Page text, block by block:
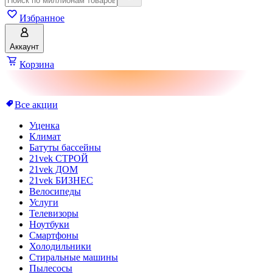
Избранное
Аккаунт
Корзина
Все акции
Уценка
Климат
Батуты бассейны
21vek СТРОЙ
21vek ДОМ
21vek БИЗНЕС
Велосипеды
Услуги
Телевизоры
Ноутбуки
Смартфоны
Холодильники
Стиральные машины
Пылесосы